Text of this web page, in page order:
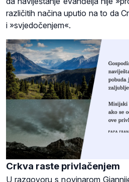
različitih načina uputio na to da
i »svjedočenjem«.
Crkva raste privlačenjem
U razgovoru s novinarom